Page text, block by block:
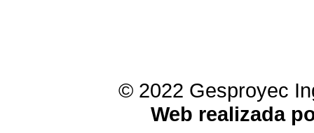
© 2022 Gesproyec
Web realizada